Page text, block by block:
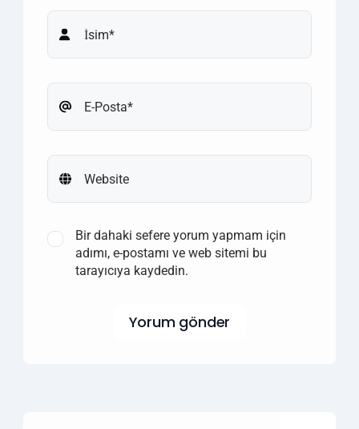
Bir dahaki sefere yorum yapmam için
adımı, e-postamı ve web sitemi bu
tarayıcıya kaydedin.
Yorum gönder